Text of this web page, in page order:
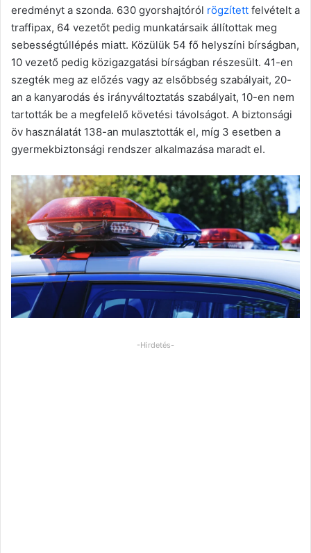
eredményt a szonda. 630 gyorshajtóról rögzített felvételt a
traffipax, 64 vezetőt pedig munkatársaik állítottak meg
sebességtúllépés miatt. Közülük 54 fő helyszíni bírságban,
10 vezető pedig közigazgatási bírságban részesült. 41-en
szegték meg az előzés vagy az elsőbbség szabályait, 20-
an a kanyarodás és irányváltoztatás szabályait, 10-en nem
tartották be a megfelelő követési távolságot. A biztonsági
öv használatát 138-an mulasztották el, míg 3 esetben a
gyermekbiztonsági rendszer alkalmazása maradt el.
-Hirdetés-